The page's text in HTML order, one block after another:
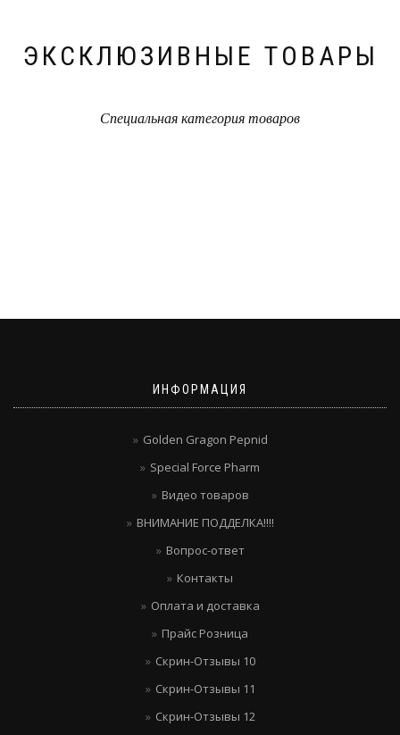
ЭКСКЛЮЗИВНЫЕ ТОВАРЫ
Специальная категория товаров
ИНФОРМАЦИЯ
Golden Gragon Pepnid
Special Force Pharm
Видео товаров
ВНИМАНИЕ ПОДДЕЛКА!!!!
Вопрос-ответ
Контакты
Оплата и доставка
Прайс Розница
Скрин-Отзывы 10
Скрин-Отзывы 11
Скрин-Отзывы 12